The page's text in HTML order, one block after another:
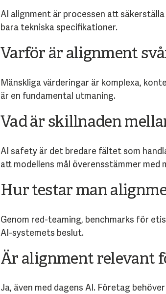
AI alignment är processen att
bara tekniska specifikationer.
Varför är alignment
Mänskliga värderingar är komplexa,
är en fundamental utmaning.
Vad är skillnaden
AI safety är det bredare fältet som
att modellens mål överensstämmer med
Hur testar man
Genom red-teaming, benchmarks för
AI-systemets beslut.
Är alignment relevant
Ja, även med dagens AI. Företag